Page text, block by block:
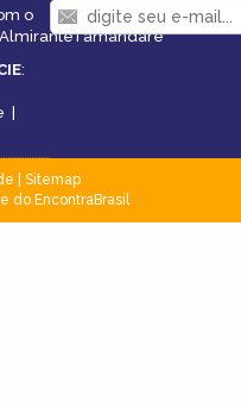
o
:
|
Sitemap
do EncontraBrasil